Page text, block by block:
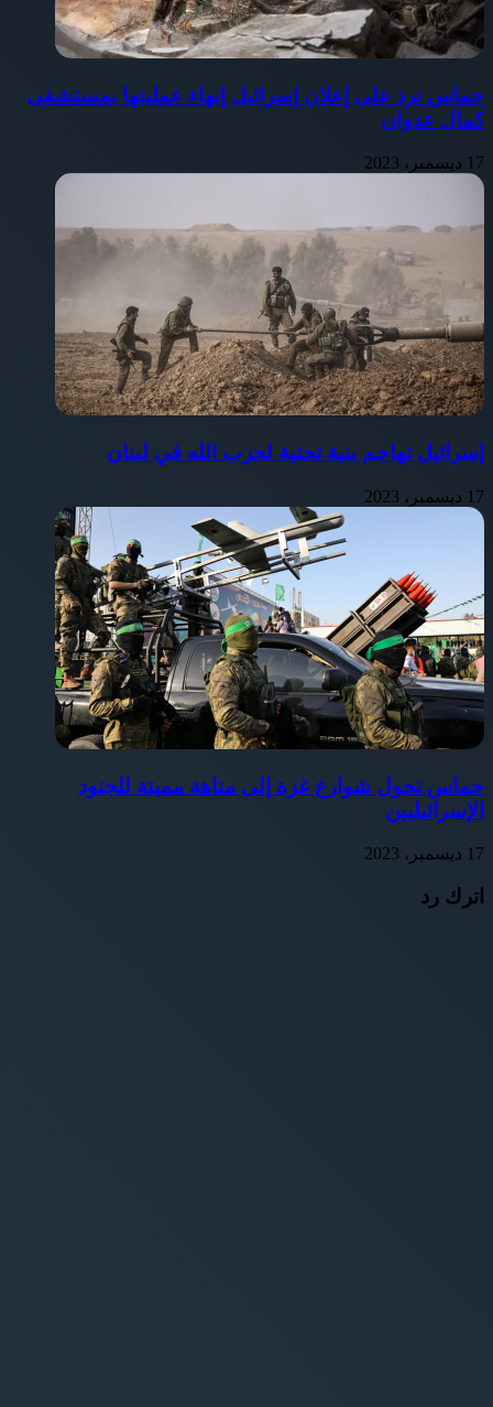
حماس ترد على إعلان إسرائيل إنهاء عمليتها بمستشفى
كمال عدوان
17 ديسمبر، 2023
إسرائيل تهاجم بنية تحتية لحزب الله في لبنان
17 ديسمبر، 2023
حماس تحول شوارع غزة إلى متاهة مميتة للجنود
الإسرائيليين
17 ديسمبر، 2023
اترك رد